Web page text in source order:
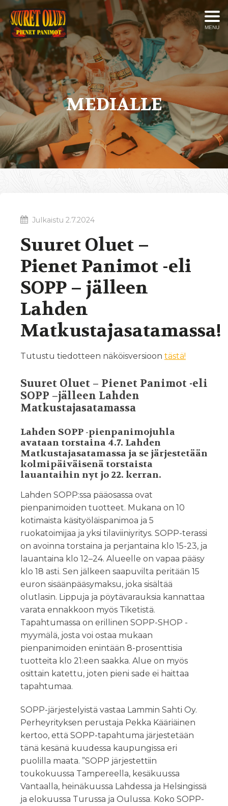
MENU
MEDIALLE
Julkaistu 2.7.2024
Suuret Oluet –
Pienet Panimot -eli
SOPP – jälleen
Lahden
Matkustajasatamassa!
Tutustu tiedotteen näköisversioon tästä!
Suuret Oluet – Pienet Panimot -eli
SOPP –jälleen Lahden
Matkustajasatamassa
Lahden SOPP -pienpanimojuhla
avataan torstaina 4.7. Lahden
Matkustajasatamassa ja se järjestetään
kolmipäiväisenä torstaista
lauantaihin nyt jo 22. kerran.
Lahden SOPP:ssa pääosassa ovat
pienpanimoiden tuotteet. Mukana on 10
kotimaista käsityöläispanimoa ja 5
ruokatoimijaa ja yksi tilaviiniyritys. SOPP-terassi
on avoinna torstaina ja perjantaina klo 15-23, ja
lauantaina klo 12–24. Alueelle on vapaa pääsy
klo 18 asti. Sen jälkeen saapuvilta peritään 15
euron sisäänpääsymaksu, joka sisältää
olutlasin. Lippuja ja pöytävarauksia kannattaa
varata ennakkoon myös Tiketistä.
Tapahtumassa on erillinen SOPP-SHOP -
myymälä, josta voi ostaa mukaan
pienpanimoiden enintään 8-prosenttisia
tuotteita klo 21:een saakka. Alue on myös
osittain katettu, joten pieni sade ei haittaa
tapahtumaa.
SOPP-järjestelyistä vastaa Lammin Sahti Oy.
Perheyrityksen perustaja Pekka Kääriäinen
kertoo, että SOPP-tapahtuma järjestetään
tänä kesänä kuudessa kaupungissa eri
puolilla maata. ”SOPP järjestettiin
toukokuussa Tampereella, kesäkuussa
Vantaalla, heinäkuussa Lahdessa ja Helsingissä
ja elokuussa Turussa ja Oulussa. Koko SOPP-